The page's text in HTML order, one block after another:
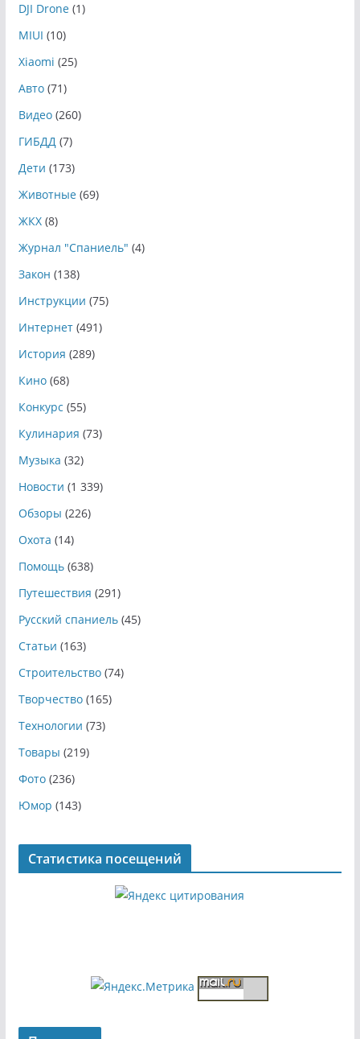
DJI Drone(1)
MIUI (10)
Xiaomi (25)
Авто(71)
Видео(260)
ГИБДД(7)
Дети (173)
Животные(69)
ЖКХ(8)
Журнал "Спаниель" (4)
Закон (138)
Инструкции (75)
Интернет(491)
История (289)
Кино(68)
Конкурс (55)
Кулинария (73)
Музыка (32)
Новости (1 339)
Обзоры (226)
Охота (14)
Помощь(638)
Путешествия (291)
Русский спаниель(45)
Статьи (163)
Строительство(74)
Творчество(165)
Технологии (73)
Товары (219)
Фото(236)
Юмор (143)
Статистика посещений